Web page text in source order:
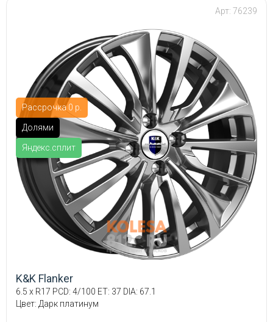
Рассрочка 0 р.
Долями
Яндекс.сплит
Арт: 76239
K&K Flanker
6.5 x R17 PCD: 4/100 ET: 37 DIA: 67.1
Цвет: Дарк платинум